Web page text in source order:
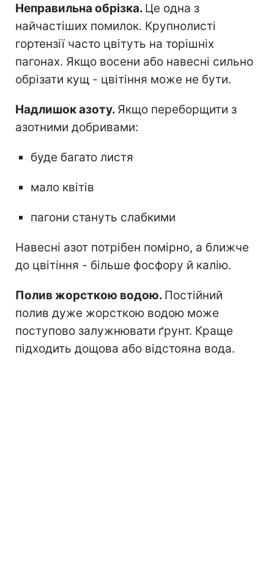
Неправильна обрізка. Це одна з
найчастіших помилок. Крупнолисті
гортензії часто цвітуть на торішніх
пагонах. Якщо восени або навесні сильно
обрізати кущ - цвітіння може не бути.
Надлишок азоту. Якщо переборщити з
азотними добривами:
буде багато листя
мало квітів
пагони стануть слабкими
Навесні азот потрібен помірно, а ближче
до цвітіння - більше фосфору й калію.
Полив жорсткою водою. Постійний
полив дуже жорсткою водою може
поступово залужнювати ґрунт. Краще
підходить дощова або відстояна вода.